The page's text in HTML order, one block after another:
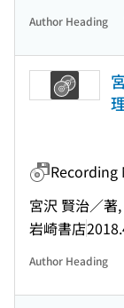
Author Heading
Recording
宮沢 賢治／著,
岩崎書店
Author Heading